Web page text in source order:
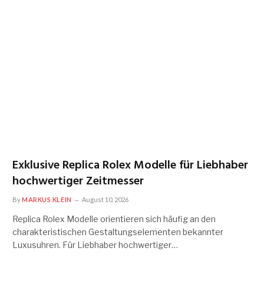
Exklusive Replica Rolex Modelle für Liebhaber
hochwertiger Zeitmesser
ByMARKUS KLEIN August 10, 2026
Replica Rolex Modelle orientieren sich häufig an den
charakteristischen Gestaltungselementen bekannter
Luxusuhren. Für Liebhaber hochwertiger…